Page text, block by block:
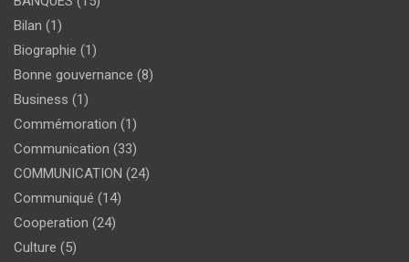
Bilan (1)
Biographie (1)
Bonne gouvernance (8)
Business (1)
Commémoration (1)
Communication (33)
COMMUNICATION (24)
Communiqué (14)
Cooperation (24)
Culture (5)